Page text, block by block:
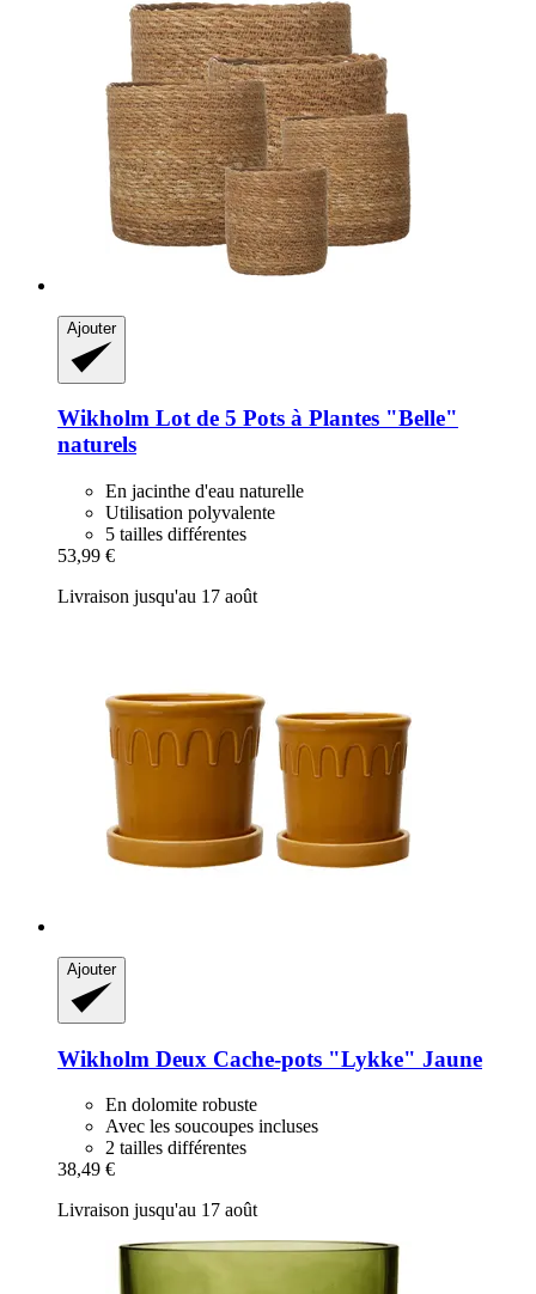
Ajouter
Wikholm Lot de 5 Pots à Plantes "Belle"
naturels
En jacinthe d'eau naturelle
Utilisation polyvalente
5 tailles différentes
53,99 €
Livraison jusqu'au 17 août
Ajouter
Wikholm Deux Cache-​pots "Lykke" Jaune
En dolomite robuste
Avec les soucoupes incluses
2 tailles différentes
38,49 €
Livraison jusqu'au 17 août